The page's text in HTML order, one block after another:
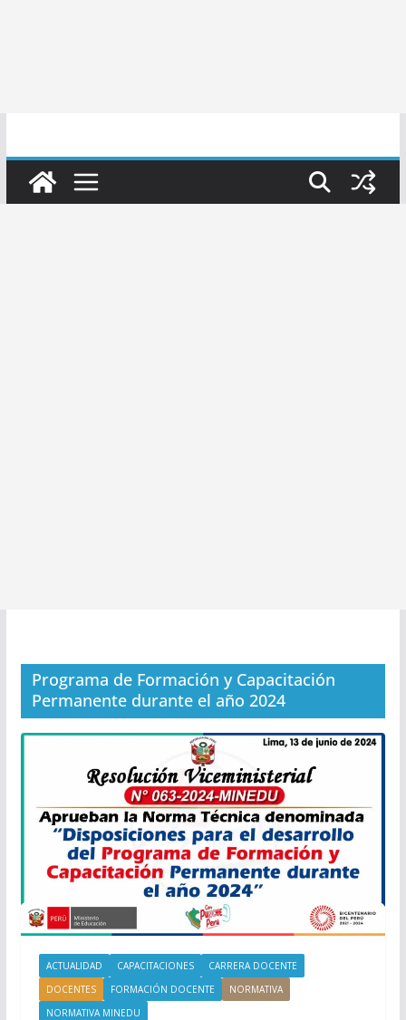
Programa de Formación y Capacitación
Permanente durante el año 2024
ACTUALIDAD CAPACITACIONES
CARRERA DOCENTE
DOCENTES
FORMACIÓN DOCENTE
NORMATIVA
NORMATIVA MINEDU